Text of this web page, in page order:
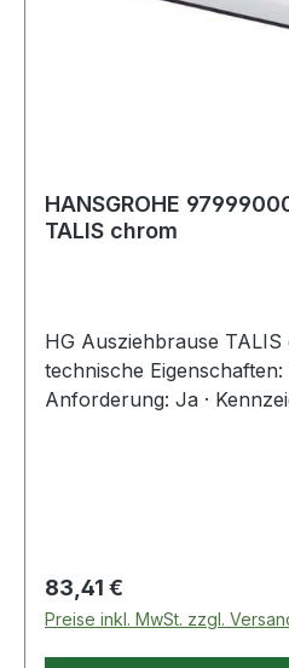
HANSGROHE
TALIS chrom
HG Ausziehbrause
technische
Anforderung: Ja ·
Regulärer Preis:
83,41 €
Preise inkl. MwSt. zzgl.